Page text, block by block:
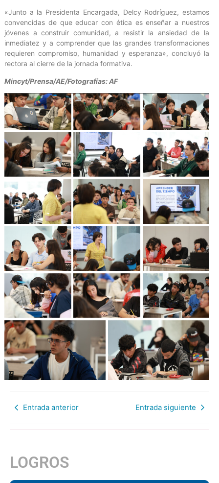
«Junto a la Presidenta Encargada, Delcy Rodríguez, estamos
convencidas de que educar con ética es enseñar a nuestros
jóvenes a construir comunidad, a resistir la ansiedad de la
inmediatez y a comprender que las grandes transformaciones
requieren compromiso, humanidad y esperanza», concluyó la
rectora al cierre de la jornada formativa.
Mincyt/Prensa/AE/Fotografías: AF
Entrada anterior Entrada siguiente
LOGROS